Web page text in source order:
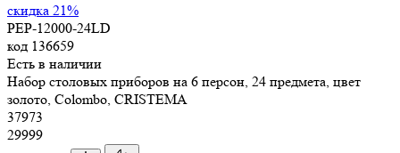
скидка 21%
PEP-12000-24LD
код 136659
Есть в наличии
Набор столовых приборов на 6 персон, 24 предмета, цвет
золото, Colombo, CRISTEMA
37973
29999